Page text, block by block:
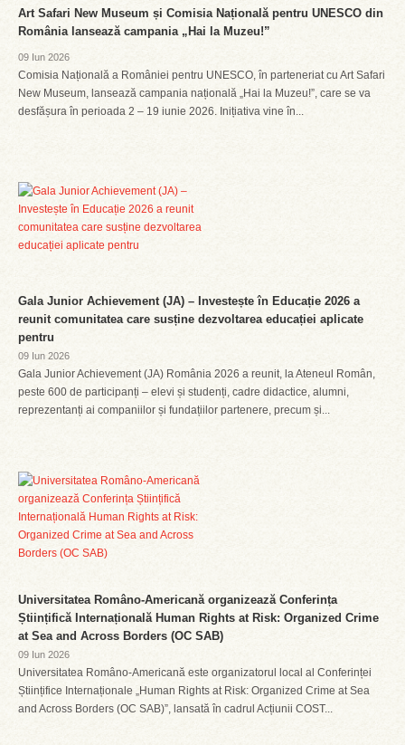
Art Safari New Museum și Comisia Națională pentru UNESCO din
România lansează campania „Hai la Muzeu!”
09 Iun 2026
Comisia Națională a României pentru UNESCO, în parteneriat cu Art Safari
New Museum, lansează campania națională „Hai la Muzeu!”, care se va
desfășura în perioada 2 – 19 iunie 2026. Inițiativa vine în...
Gala Junior Achievement (JA) – Investește în Educație 2026 a
reunit comunitatea care susține dezvoltarea educației aplicate
pentru
09 Iun 2026
Gala Junior Achievement (JA) România 2026 a reunit, la Ateneul Român,
peste 600 de participanți – elevi și studenți, cadre didactice, alumni,
reprezentanți ai companiilor și fundațiilor partenere, precum și...
Universitatea Româno-Americană organizează Conferința
Științifică Internațională Human Rights at Risk: Organized Crime
at Sea and Across Borders (OC SAB)
09 Iun 2026
Universitatea Româno-Americană este organizatorul local al Conferinței
Științifice Internaționale „Human Rights at Risk: Organized Crime at Sea
and Across Borders (OC SAB)”, lansată în cadrul Acțiunii COST...